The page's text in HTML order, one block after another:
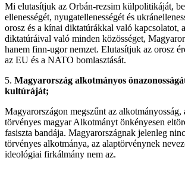
Mi elutasítjuk az Orbán-rezsim külpolitikáját,
ellenességét, nyugatellenességét és
orosz és a kínai diktatúrákkal való kapcsolatot,
diktatúráival való minden közösséget,
hanem finn-ugor nemzet. Elutasítjuk az orosz
az EU és a NATO bomlasztását.
5. Magyarország alkotmányos
kultúráját;
Magyarországon megszűnt az alkotmányosság,
törvényes magyar Alkotmányt önkényesen
fasiszta bandája. Magyarországnak jelenleg
törvényes alkotmánya, az alaptörvénynek
ideológiai firkálmány nem az.